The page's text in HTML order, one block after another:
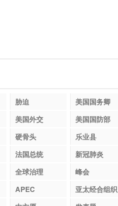
胁迫 美国国务卿
美国外交 美国国防部
硬骨头 乐业县
法国总统 新冠肺炎
全球治理 峰会
APEC 亚太经合组织